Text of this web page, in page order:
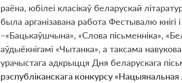
раёна, юбілеі класікаў беларускай
была арганізавана работа Фестывалю
–«Бацькаўшчына», «Слова пісьменніка»,
аўдыёкнігамі «Чытанка», а таксама
урачыстага адкрыцця Дня беларускага
рэспубліканскага конкурсу «Нацыянальная